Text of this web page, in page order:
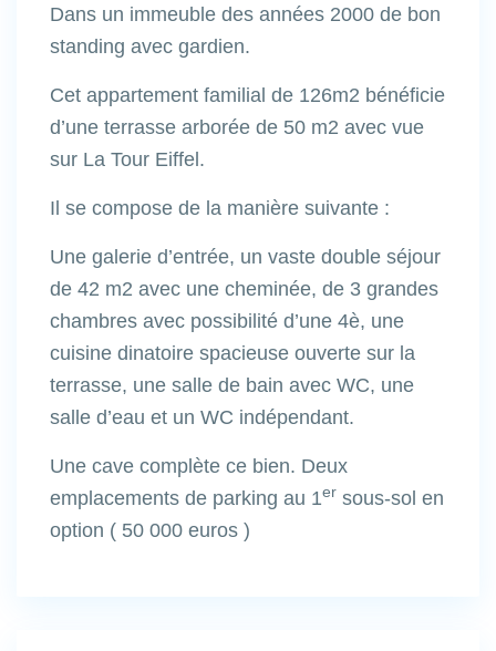
Dans un immeuble des années 2000 de bon
standing avec gardien.
Cet appartement familial de 126m2 bénéficie
d’une terrasse arborée de 50 m2 avec vue
sur La Tour Eiffel.
Il se compose de la manière suivante :
Une galerie d’entrée, un vaste double séjour
de 42 m2 avec une cheminée, de 3 grandes
chambres avec possibilité d’une 4è, une
cuisine dinatoire spacieuse ouverte sur la
terrasse, une salle de bain avec WC, une
salle d’eau et un WC indépendant.
Une cave complète ce bien. Deux
emplacements de parking au 1er sous-sol en
option ( 50 000 euros )